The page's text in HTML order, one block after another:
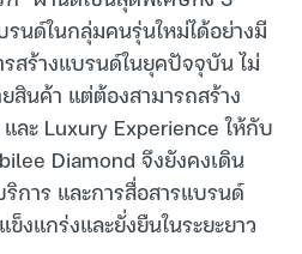
นด์ในกลุ่มคนรุ่นใหม่ได้อย่างมี
รสร้างแบรนด์ในยุคปัจจุบัน ไม่
สินค้า แต่ต้องสามารถสร้าง
ละ Luxury Experience ให้กับ
Diamond จึงยังคงเดิน
าร และการสื่อสารแบรนด์
ข็งแกร่งและยั่งยืนในระยะยาว